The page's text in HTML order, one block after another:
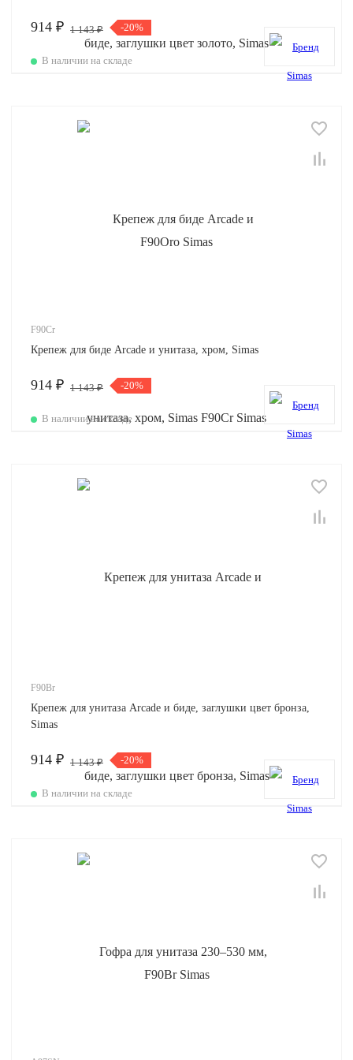
914 ₽ 1 143 ₽ -20%
В наличии на складе
F90Cr
Крепеж для биде Arcade и унитаза, хром, Simas
914 ₽ 1 143 ₽ -20%
В наличии на складе
F90Br
Крепеж для унитаза Arcade и биде, заглушки цвет бронза,
Simas
914 ₽ 1 143 ₽ -20%
В наличии на складе